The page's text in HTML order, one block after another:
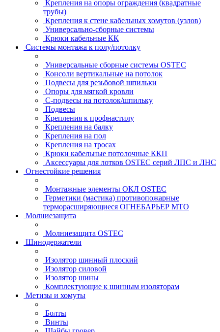
Крепления на опоры ограждения (квадратные
трубы)
Крепления к стене кабельных хомутов (узлов)
Универсально-сборные системы
Крюки кабельные КК
Системы монтажа к полу/потолку
Универсальные сборные системы OSTEC
Консоли вертикальные на потолок
Подвесы для резьбовой шпильки
Опоры для мягкой кровли
С-подвесы на потолок/шпильку
Подвесы
Крепления к профнастилу
Крепления на балку
Крепления на пол
Крепления на тросах
Крюки кабельные потолочные ККП
Аксессуары для лотков OSTEC серий ЛПС и ЛНС
Огнестойкие решения
Монтажные элементы ОКЛ OSTEC
Герметики (мастика) противопожарные
терморасширяющиеся ОГНЕБАРЬЕР МТО
Молниезащита
Молниезащита OSTEC
Шинодержатели
Изолятор шинный плоский
Изолятор силовой
Изолятор шины
Комплектующие к шинным изоляторам
Метизы и хомуты
Болты
Винты